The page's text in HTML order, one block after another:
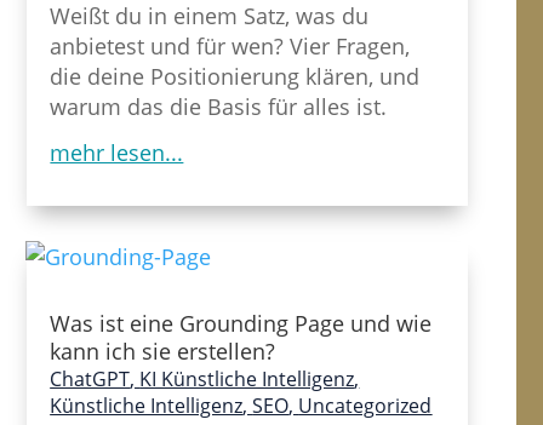
Weißt du in einem Satz, was du
anbietest und für wen? Vier Fragen,
die deine Positionierung klären, und
warum das die Basis für alles ist.
mehr lesen...
Was ist eine Grounding Page und wie
kann ich sie erstellen?
ChatGPT, KI Künstliche Intelligenz,
Künstliche Intelligenz,SEO, Uncategorized